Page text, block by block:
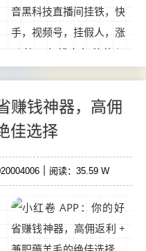
赚钱神器，高佣
佳选择
阅读：35.59 W